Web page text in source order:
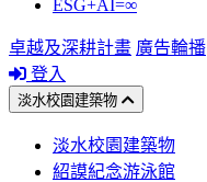
ESG+AI=∞
卓越及深耕計畫 廣告輪播
登入
淡水校園建築物
淡水校園建築物
紹謨紀念游泳館